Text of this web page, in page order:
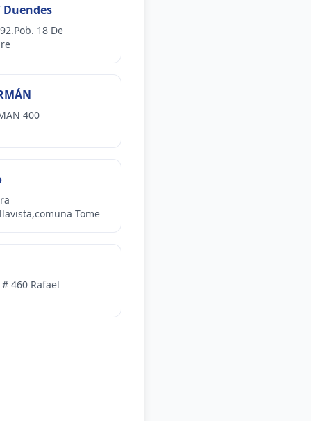
Duendes
18 De
400
Tome
460 Rafael